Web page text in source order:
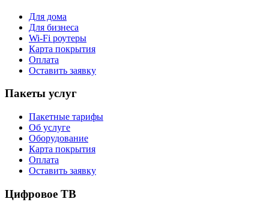
Для дома
Для бизнеса
Wi-Fi роутеры
Карта покрытия
Оплата
Оставить заявку
Пакеты услуг
Пакетные тарифы
Об услуге
Оборудование
Карта покрытия
Оплата
Оставить заявку
Цифровое ТВ